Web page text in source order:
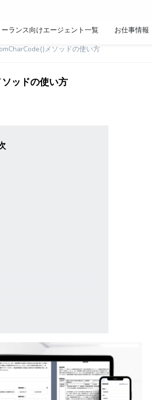
ランス向けエージェント一覧 お仕事情報
メソッドの使い方
ッドの使い方